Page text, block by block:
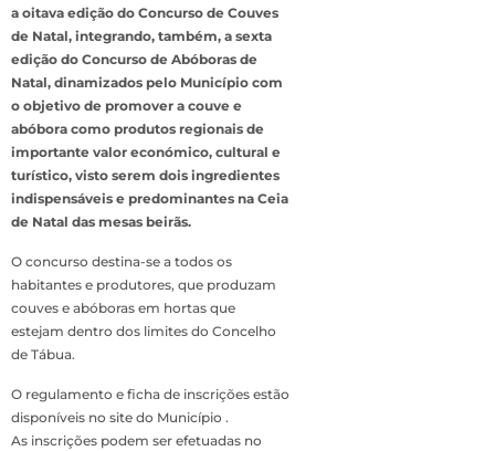
a oitava edição do Concurso de Couves
de Natal, integrando, também, a sexta
edição do Concurso de Abóboras de
Natal, dinamizados pelo Município com
o objetivo de promover a couve e
abóbora como produtos regionais de
importante valor económico, cultural e
turístico, visto serem dois ingredientes
indispensáveis e predominantes na Ceia
de Natal das mesas beirãs.
O concurso destina-se a todos os
habitantes e produtores, que produzam
couves e abóboras em hortas que
estejam dentro dos limites do Concelho
de Tábua.
O regulamento e ficha de inscrições estão
disponíveis no site do Município .
As inscrições podem ser efetuadas no